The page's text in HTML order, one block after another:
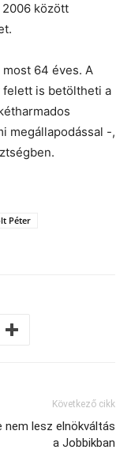
között
64 éves. A
felett is betöltheti a
megállapodással -,
Péter
Következő cikk
nem lesz elnökváltás
a Jobbikban